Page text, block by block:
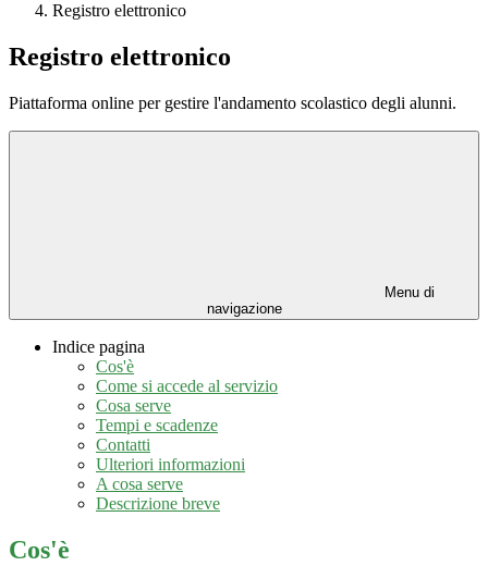
Registro elettronico
Registro elettronico
Piattaforma online per gestire l'andamento scolastico degli alunni.
Menu di
navigazione
Indice pagina
Cos'è
Come si accede al servizio
Cosa serve
Tempi e scadenze
Contatti
Ulteriori informazioni
A cosa serve
Descrizione breve
Cos'è